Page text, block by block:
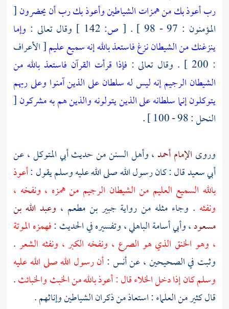
رب أعوذ بك من همزات الشياطين وأعوذ بك رب أن يحضرون[
المؤمنون : 97 - 98 ] .
[ ص: وقال تعالى : وإما
ينزغنك من الشيطان نزغ فاستعذ بالله إنه سميع عليم[ الأعراف
: 200 ] . وقال تعالى :
فإذا قرأت القرآن فاستعذ بالله من
الشيطان الرجيم إنه ليس له سلطان على الذين آمنوا وعلى ربهم
يتوكلون إنما سلطانه على الذين يتولونه والذين هم به مشركون[
النحل : 98 - 100 ] .
وروى الإمام أحمد، وأهل السنن من حديثأبي المتوكل، عن
أبي سعيدقال : كان رسول الله صلى الله عليه وسلم يقول :أعوذ
بالله السميع العليم من الشيطان الرجيم من همزه ، ونفخه ،
ونفثه . وجاء مثله من رواية جبير بن مطعم ، وعبد الله بن
مسعود،وأبي أسامة الباهلي، وتفسيره في الحديث :فهمزه الموتة
، وهو الخنق الذي هو الصرع ، ونفخه الكبر ، ونفثه الشعر .
وثبت في الصحيحين ، عنأنس :أن رسول الله صلى الله عليه
وسلم كان إذا دخل الخلاء قال : أعوذ بالله من الخبث والخبائث.
قال كثير من العلماء : استعاذ من ذكران الشياطين وإناثهم .